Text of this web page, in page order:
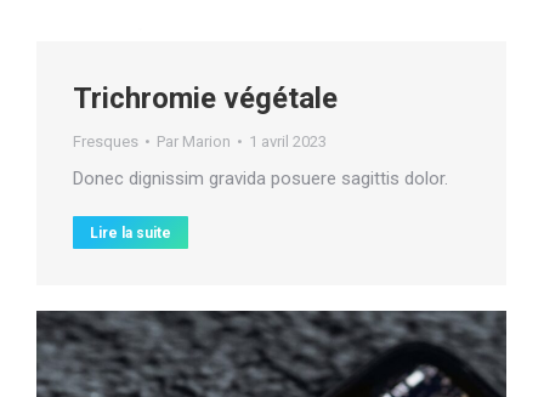
Trichromie végétale
Fresques Par Marion 1 avril 2023
Donec dignissim gravida posuere sagittis dolor.
Lire la suite